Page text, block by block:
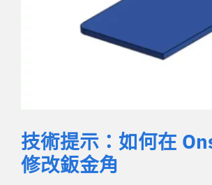
技術提示：如何在
修改鈑金角